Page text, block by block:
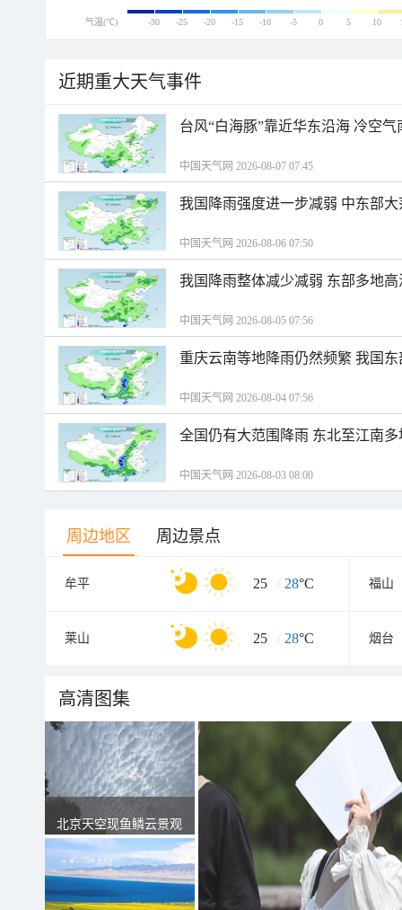
气温(℃) -30 -25 -20 -15 -10 -5 0 5 10
近期重大天气事件
台风“白海豚”靠近华东沿海 冷空
中国天气网 2026-08-07 07:45
我国降雨强度进一步减弱 中东部
中国天气网 2026-08-06 07:50
我国降雨整体减少减弱 东部多地
中国天气网 2026-08-05 07:56
重庆云南等地降雨仍然频繁 我国
中国天气网 2026-08-04 07:56
全国仍有大范围降雨 东北至江南
中国天气网 2026-08-03 08:00
周边地区 周边景点
牟平 25 / 28°C 福山
莱山 25 / 28°C 烟台
高清图集
北京天空现鱼鳞云景观